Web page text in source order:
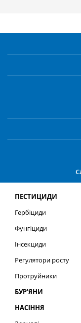
ПЕСТИЦИДИ
Гербіциди
Фунгіциди
Інсекциди
Регулятори росту
Протруйники
БУР’ЯНИ
НАСІННЯ